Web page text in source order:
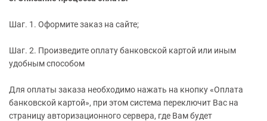
Шаг. 1. Оформите заказ на сайте;
Шаг. 2. Произведите оплату банковской картой или иным
удобным способом
Для оплаты заказа необходимо нажать на кнопку «Оплата
банковской картой», при этом система переключит Вас на
страницу авторизационного сервера, где Вам будет